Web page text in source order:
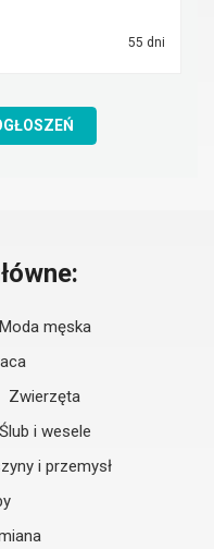
55 dni
Moda męska
Zwierzęta
Ślub i wesele
i przemysł